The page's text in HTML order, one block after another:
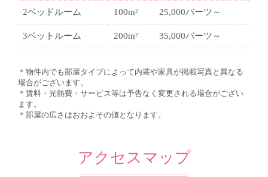
2ベッドルーム 100m² 25,000バーツ～
3ベットルーム 200m² 35,000バーツ～
＊物件内でも部屋タイプによって内装や家具が掲載写真と異なる
場合がございます。
＊賃料・光熱費・サービス等は予告なく変更される場合がござい
ます。
＊部屋の広さはおおよその値となります。
アクセスマップ